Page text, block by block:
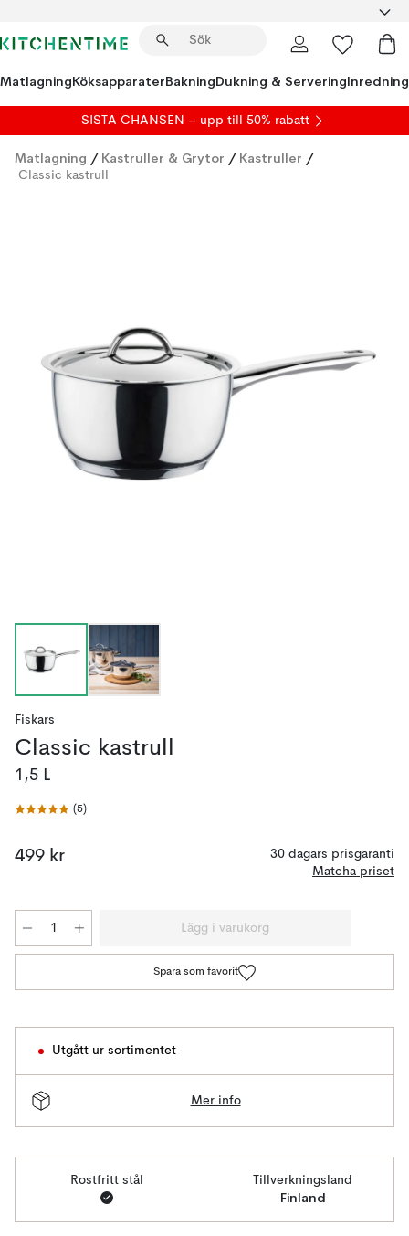
MatlagningKöksapparaterBakningDukning & ServeringInredning
SISTA CHANSEN – upp till 50% rabatt
Matlagning / Kastruller & Grytor / Kastruller /
Classic kastrull
Fiskars
Classic kastrull
1,5 L
(5)
499 kr
30 dagars prisgaranti
Matcha priset
Lägg i varukorg
Spara som favorit
Utgått ur sortimentet
Mer info
Rostfritt stål Tillverkningsland
Finland